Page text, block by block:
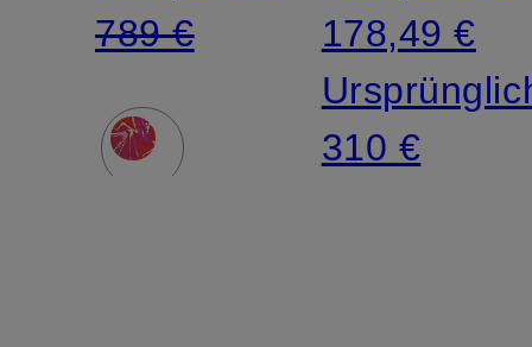
789 €
178,49 €
310 €